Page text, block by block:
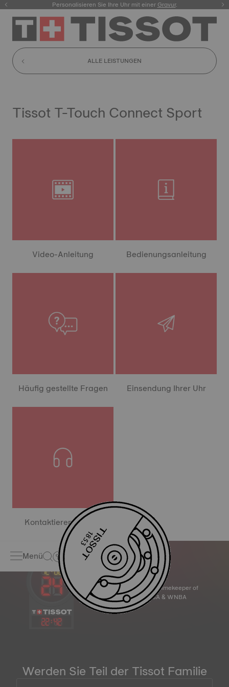
Personalisieren Sie Ihre Uhr mit einerGravur.
hier.
ALLE LEISTUNGEN
Tissot T-Touch Connect Sport
Video-Anleitung Bedienungsanleitung
Häufig gestellte Fragen Einsendung Ihrer Uhr
Kontaktieren Sie uns
Menü
22:42
Official Timekeeper of
the NBA & WNBA
Werden Sie Teil der Tissot Familie